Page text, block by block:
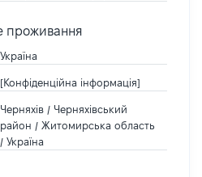
проживання
Україна
[Конфіденційна інформація]
Черняхів / Черняхівський
район / Житомирська область
/ Україна